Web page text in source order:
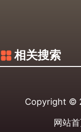
相关搜索
Copyright ©
网站